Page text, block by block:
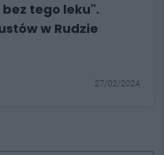
tego leku".
w Rudzie
27/02/2024